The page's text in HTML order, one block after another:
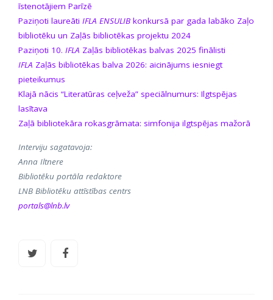
īstenotājiem Parīzē
Paziņoti laureāti IFLA ENSULIB konkursā par gada labāko Zaļo
bibliotēku un Zaļās bibliotēkas projektu 2024
Paziņoti 10. IFLA Zaļās bibliotēkas balvas 2025 finālisti
IFLA Zaļās bibliotēkas balva 2026: aicinājums iesniegt
pieteikumus
Klajā nācis “Literatūras ceļveža” speciālnumurs: Ilgtspējas
lasītava
Zaļā bibliotekāra rokasgrāmata: simfonija ilgtspējas mažorā
Interviju sagatavoja:
Anna Iltnere
Bibliotēku portāla redaktore
LNB Bibliotēku attīstības centrs
portals@lnb.lv